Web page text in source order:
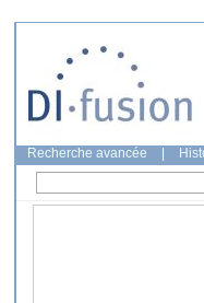
Recherche avancée